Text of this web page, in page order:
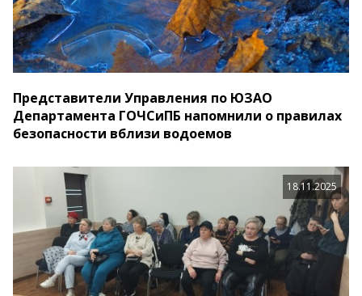
Представители Управления по ЮЗАО
Департамента ГОЧСиПБ напомнили о правилах
безопасности вблизи водоемов
18.11.2025